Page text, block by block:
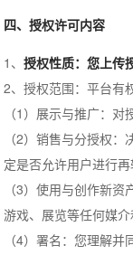
四、授权许可内容
1、 授权性质：您上传
2、授权范围：平台有
（1）展示与推广：
（2）销售与分授权
定是否允许用户进行
（3）使用与创作新
游戏、展览等任何媒
（4）署名：您理解